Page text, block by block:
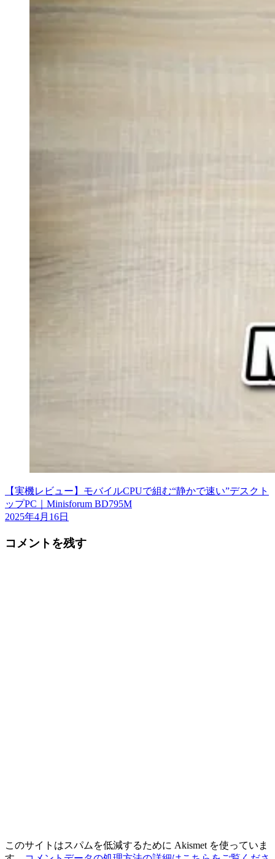
【実機レビュー】モバイルCPUで組む“静かで速い”デスクト
ップPC｜Minisforum BD795M
2025年4月16日
コメントを残す
このサイトはスパムを低減するために Akismet を使っていま